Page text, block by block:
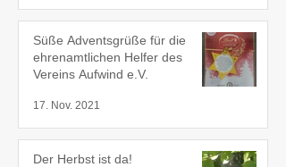
Süße Adventsgrüße für die
ehrenamtlichen Helfer des
Vereins Aufwind e.V.
17. Nov. 2021
Der Herbst ist da!